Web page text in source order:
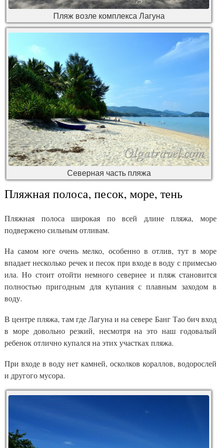
Пляж возле комплекса Лагуна
Северная часть пляжа
Пляжная полоса, песок, море, тень
Пляжная полоса широкая по всей длине пляжа, море
подвержено сильным отливам.
На самом юге очень мелко, особенно в отлив, тут в море
впадает несколько речек и песок при входе в воду с примесью
ила. Но стоит отойти немного севернее и пляж становится
полностью пригодным для купания с плавным заходом в
воду.
В центре пляжа, там где Лагуна и на севере Банг Тао бич вход
в море довольно резкий, несмотря на это наш годовалый
ребенок отлично купался на этих участках пляжа.
При входе в воду нет камней, осколков кораллов, водорослей
и другого мусора.